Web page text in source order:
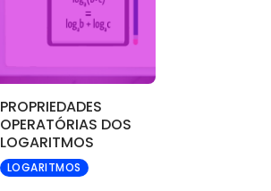
PROPRIEDADES
OPERATÓRIAS DOS
LOGARITMOS
LOGARITMOS